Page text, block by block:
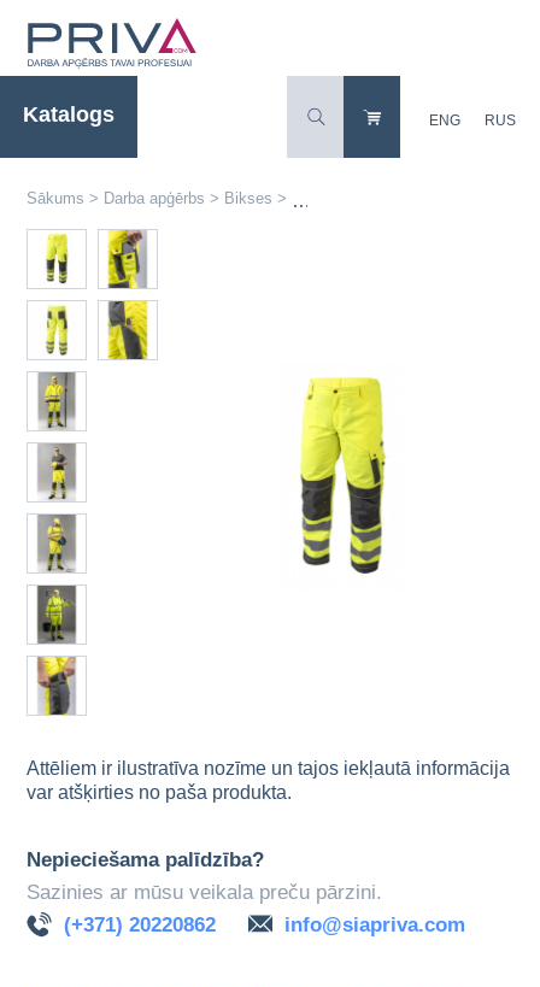
Katalogs ENG RUS
Sākums > Darba apģērbs > Bikses >
Attēliem ir ilustratīva nozīme un tajos iekļautā informācija
var atšķirties no paša produkta.
Nepieciešama palīdzība?
Sazinies ar mūsu veikala preču pārzini.
(+371) 20220862
info@siapriva.com